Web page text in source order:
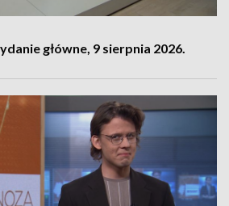
główne, 9 sierpnia 2026.